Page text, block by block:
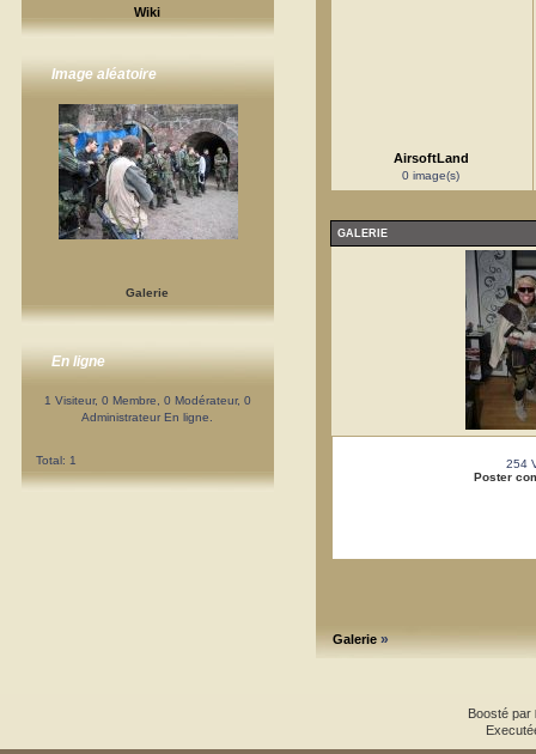
Wiki
Image aléatoire
Galerie
En ligne
1 Visiteur, 0 Membre, 0 Modérateur, 0
Administrateur En ligne.
Total: 1
AirsoftLand
0 image(s)
GALERIE
254
Poster
Galerie»
Boosté par